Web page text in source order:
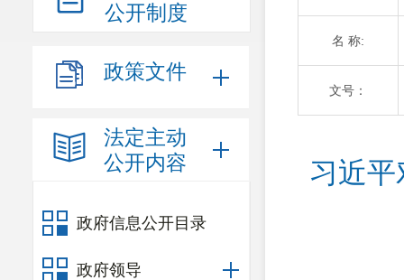
公开制度
政策文件
法定主动
公开内容
政府信息公开目录
政府领导
名 称:
文号：
习近